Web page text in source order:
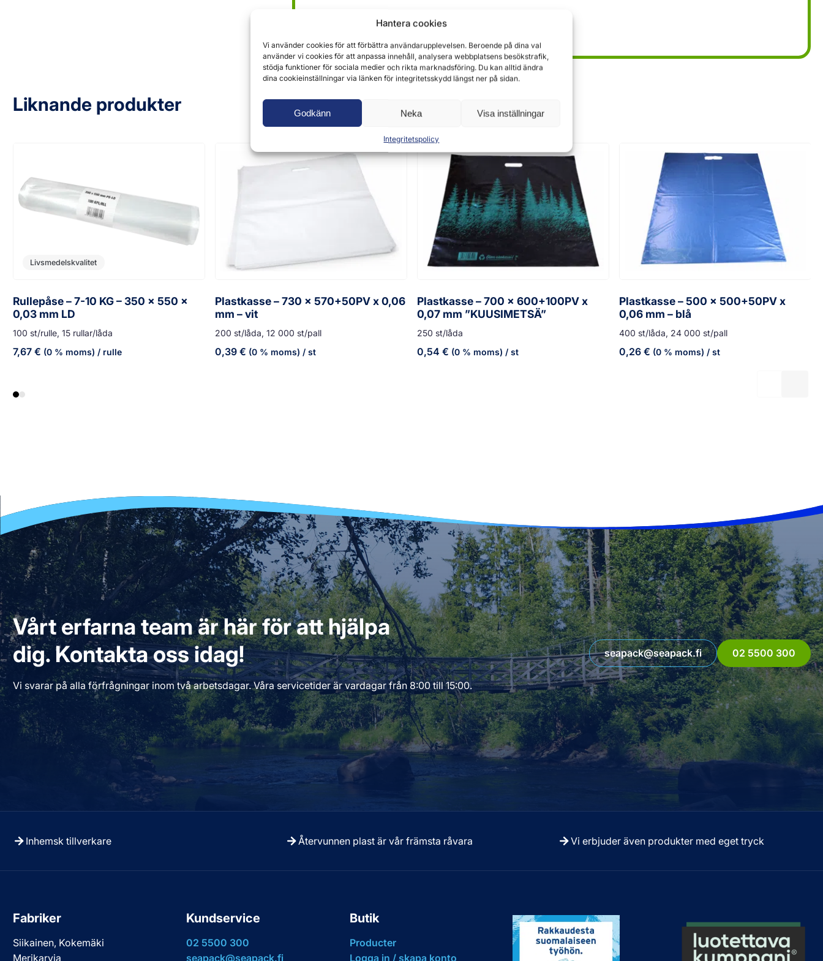
Hantera cookies
Vi använder cookies för att förbättra användarupplevelsen. Beroende på dina val
använder vi cookies för att anpassa innehåll, analysera webbplatsens besökstrafik,
stödja funktioner för sociala medier och rikta marknadsföring. Du kan alltid ändra
dina cookieinställningar via länken för integritetsskydd längst ner på sidan.
Godkänn Neka Visa inställningar
Integritetspolicy
Liknande produkter
Livsmedelskvalitet
Rullepåse – 7-10 KG – 350 x 550 x
0,03 mm LD
100 st/rulle, 15 rullar/låda
7,67 € (0 % moms) / rulle
Plastkasse – 730 x 570+50PV x 0,06
mm – vit
200 st/låda, 12 000 st/pall
0,39 € (0 % moms) / st
Plastkasse – 700 x 600+100PV x
0,07 mm ”KUUSIMETSÄ”
250 st/låda
0,54 € (0 % moms) / st
Plastkasse – 500 x 500+50PV x
0,06 mm – blå
400 st/låda, 24 000 st/pall
0,26 € (0 % moms) / st
Vårt erfarna team är här för att hjälpa
dig. Kontakta oss idag!
Vi svarar på alla förfrågningar inom två arbetsdagar. Våra servicetider är vardagar från 8:00 till 15:00.
seapack@seapack.fi 02 5500 300
Inhemsk tillverkare Återvunnen plast är vår främsta råvara Vi erbjuder även produkter med eget tryck
Fabriker
Siikainen, Kokemäki
Merikarvia
Kundservice
02 5500 300
seapack@seapack.fi
Butik
Producter
Logga in / skapa konto